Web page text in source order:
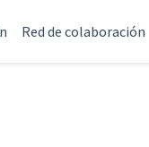
Red de colaboración